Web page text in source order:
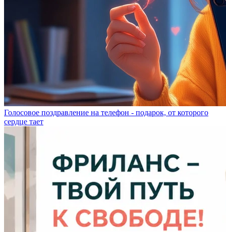
Голосовое поздравление на телефон - подарок, от которого
сердце тает